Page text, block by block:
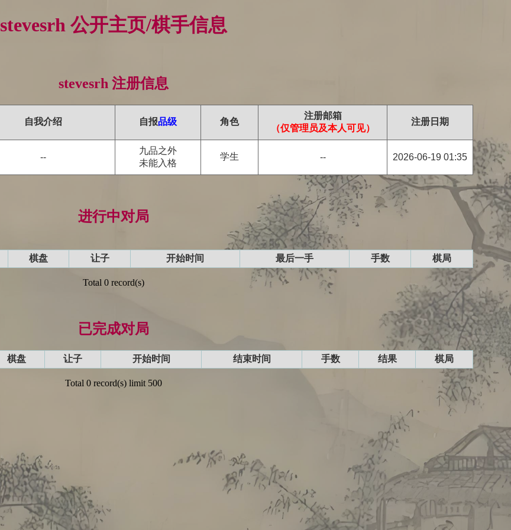
stevesrh 公开主页/棋手信息
stevesrh 注册信息
自我介绍 自报品级 角色
注册邮箱
（仅管理员及本人可见）
注册日期
--
九品之外
未能入格
学生 -- 2026-06-19 01:35
进行中对局
棋盘 让子 开始时间 最后一手 手数 棋局
Total 0 record(s)
已完成对局
棋盘 让子 开始时间 结束时间 手数 结果 棋局
Total 0 record(s) limit 500